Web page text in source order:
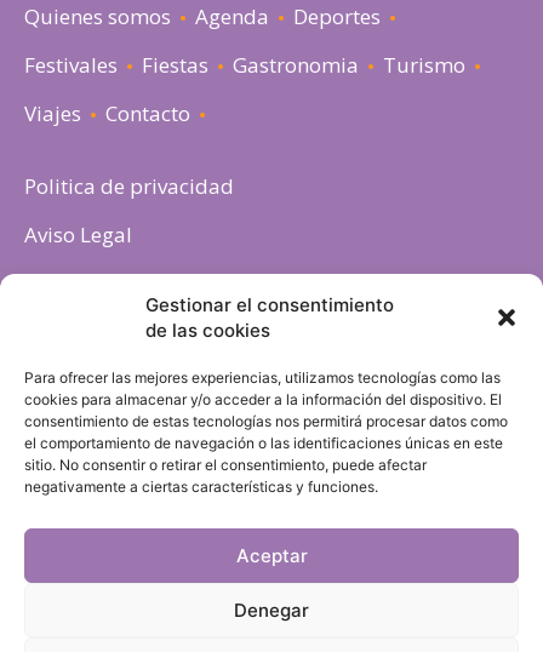
Gestionar el consentimiento
de las cookies
Para ofrecer las mejores experiencias, utilizamos tecnologías como las
cookies para almacenar y/o acceder a la información del dispositivo. El
consentimiento de estas tecnologías nos permitirá procesar datos como
el comportamiento de navegación o las identificaciones únicas en este
sitio. No consentir o retirar el consentimiento, puede afectar
negativamente a ciertas características y funciones.
Aceptar
Denegar
Quienes somos Agenda
Deportes
Festivales
Fiestas Gastronomia
Turismo
Viajes
Contacto
Politica de privacidad
Aviso Legal
Política de cookies